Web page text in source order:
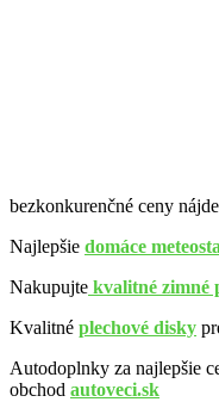
bezkonkurenčné ceny
Najlepšie domáce
Nakupujte kvalitné zimné
Kvalitné plechové disky
Autodoplnky za najlepšie
obchod autoveci.sk